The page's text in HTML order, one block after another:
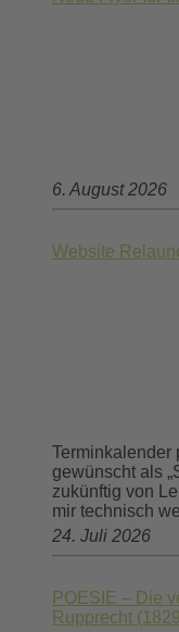
6. August 2026
Website
Terminkalender
gewünscht als
zukünftig von
mir technisch
24. Juli 2026
POESIE – Die
Rupprecht